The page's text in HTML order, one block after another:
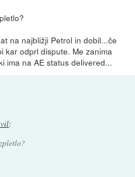
na najbližji Petrol in dobil...če
kar odprl dispute. Me zanima
ima na AE status delivered...
: